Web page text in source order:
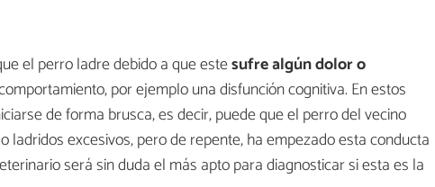
el perro ladre debido a que estesufre algún dolor o
por ejemplo una disfunción cognitiva. En estos
de forma brusca, es decir, puede que el perro del vecino
ladridos excesivos, pero de repente, ha empezado esta conducta
será sin duda el más apto para diagnosticar si esta es la